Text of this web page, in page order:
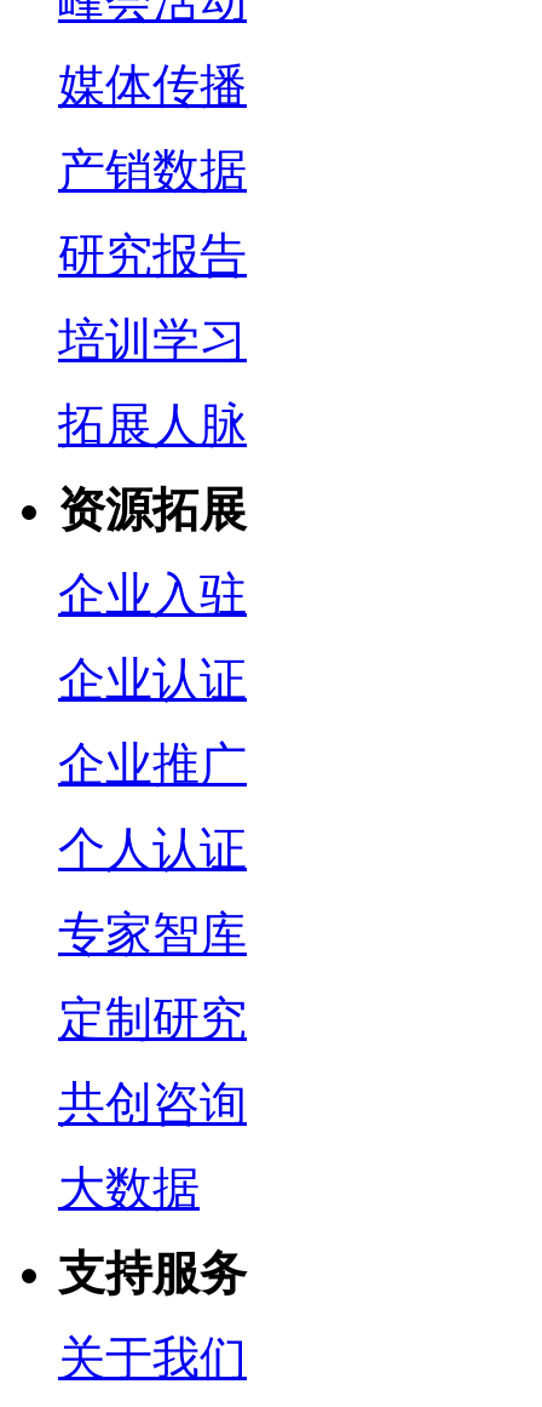
媒体传播
产销数据
研究报告
培训学习
拓展人脉
资源拓展
企业入驻
企业认证
企业推广
个人认证
专家智库
定制研究
共创咨询
大数据
支持服务
关于我们